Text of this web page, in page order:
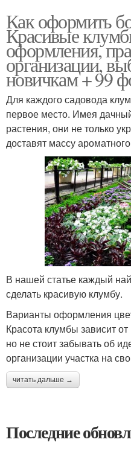
Как оформить
Красивые
оформления,
организации,
новичкам + 99
Для каждого садовода
первое место. Имея
растения, они не только
доставят массу
В нашей статье каждый
сделать красивую клумбу.
Варианты оформления
Красота клумбы зависит
но не стоит забывать об
организации участка на
читать дальше →
Последние